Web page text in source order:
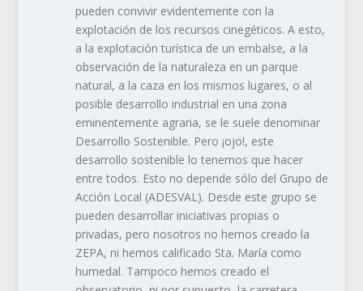
pueden convivir evidentemente con la
explotación de los recursos cinegéticos. A esto,
a la explotación turística de un embalse, a la
observación de la naturaleza en un parque
natural, a la caza en los mismos lugares, o al
posible desarrollo industrial en una zona
eminentemente agraria, se le suele denominar
Desarrollo Sostenible. Pero ¡ojo!, este
desarrollo sostenible lo tenemos que hacer
entre todos. Esto no depende sólo del Grupo de
Acción Local (ADESVAL). Desde este grupo se
pueden desarrollar iniciativas propias o
privadas, pero nosotros no hemos creado la
ZEPA, ni hemos calificado Sta. María como
humedal. Tampoco hemos creado el